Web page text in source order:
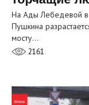
На Ады Лебедевой
Пушкина
мосту…
2161